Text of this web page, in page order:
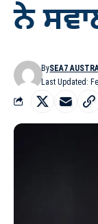
ਨੇ
Last Updated:
BySEA7